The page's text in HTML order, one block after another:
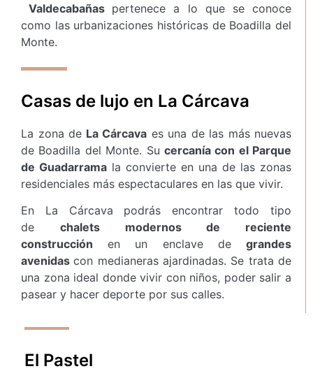
Valdecabañas pertenece a lo que se conoce
como las urbanizaciones históricas de Boadilla del
Monte.
Casas de lujo en La Cárcava
La zona de La Cárcava es una de las más nuevas
de Boadilla del Monte. Su cercanía con el Parque
de Guadarrama la convierte en una de las zonas
residenciales más espectaculares en las que vivir.
En La Cárcava podrás encontrar todo tipo
de chalets modernos de reciente
construcción en un enclave de grandes
avenidascon medianeras ajardinadas. Se trata de
una zona ideal donde vivir con niños, poder salir a
pasear y hacer deporte por sus calles.
El Pastel